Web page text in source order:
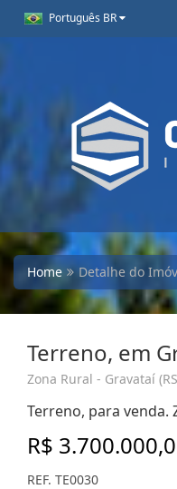
Português BR
Home Detalhe do
Terreno, em
Zona Rural - Gravataí
Terreno, para venda.
R$
REF. TE0030